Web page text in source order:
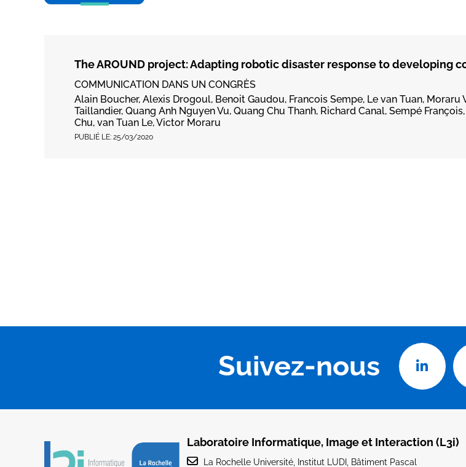
The AROUND project: Adapting robotic disaster response to developing
COMMUNICATION DANS UN CONGRÈS
Alain Boucher, Alexis Drogoul, Benoit Gaudou, Francois Sempe, Le van Tuan, Moraru
Taillandier, Quang Anh Nguyen Vu, Quang Chu Thanh, Richard Canal, Sempé
Chu, van Tuan Le, Victor Moraru
PUBLIÉ LE: 25/03/2020
Suivez-nous
Laboratoire Informatique, Image et Interaction (L3i)
La Rochelle Université, Institut LUDI, Bâtiment Pascal